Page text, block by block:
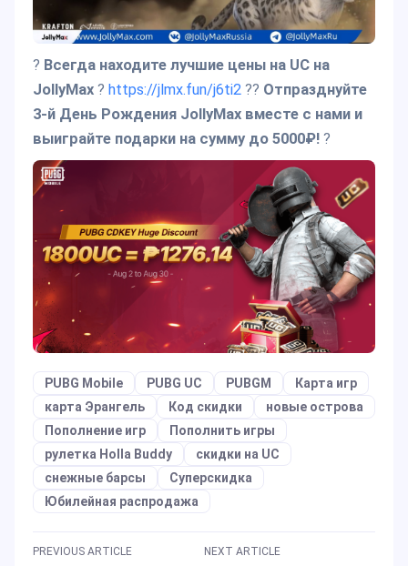
? Всегда находите лучшие цены на UC на
JollyMax ? https://jlmx.fun/j6ti2 ?? Отпразднуйте
3-й День Рождения JollyMax вместе с нами и
выиграйте подарки на сумму до 5000₽! ?
PUBG Mobile PUBG UC PUBGM
Карта игр
карта Эрангель
Код скидки
новые острова
Пополнение игр
Пополнить игры
рулетка Holla Buddy
скидки на UC
снежные барсы
Суперскидка
Юбилейная распродажа
PREVIOUS ARTICLE NEXT ARTICLE